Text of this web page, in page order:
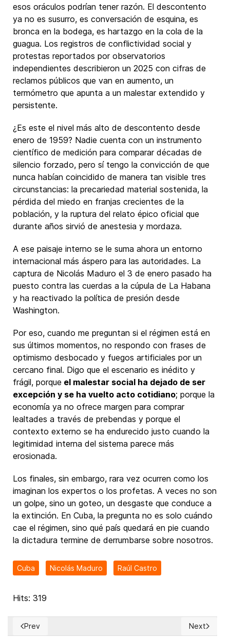
esos oráculos podrían tener razón. El descontento
ya no es susurro, es conversación de esquina, es
bronca en la bodega, es hartazgo en la cola de la
guagua. Los registros de conflictividad social y
protestas reportados por observatorios
independientes describieron un 2025 con cifras de
reclamos públicos que van en aumento, un
termómetro que apunta a un malestar extendido y
persistente.
¿Es este el nivel más alto de descontento desde
enero de 1959? Nadie cuenta con un instrumento
científico de medición para comparar décadas de
silencio forzado, pero sí tengo la convicción de que
nunca habían coincidido de manera tan visible tres
circunstancias: la precariedad material sostenida, la
pérdida del miedo en franjas crecientes de la
población, y la ruptura del relato épico oficial que
durante años sirvió de anestesia y mordaza.
A ese paisaje interno se le suma ahora un entorno
internacional más áspero para las autoridades. La
captura de Nicolás Maduro el 3 de enero pasado ha
puesto contra las cuerdas a la cúpula de La Habana
y ha reactivado la política de presión desde
Washington.
Por eso, cuando me preguntan si el régimen está en
sus últimos momentos, no respondo con frases de
optimismo desbocado y fuegos artificiales por un
cercano final. Digo que el escenario es inédito y
frágil, porque el malestar social ha dejado de ser
excepción y se ha vuelto acto cotidiano; porque la
economía ya no ofrece margen para comprar
lealtades a través de prebendas y porque el
contexto externo se ha endurecido justo cuando la
legitimidad interna del sistema parece más
erosionada.
Los finales, sin embargo, rara vez ocurren como los
imaginan los expertos o los profetas. A veces no son
un golpe, sino un goteo, un desgaste que conduce a
la extinción. En Cuba, la pregunta no es solo cuándo
cae el régimen, sino qué país quedará en pie cuando
la dictadura termine de derrumbarse sobre nosotros.
Cuba Nicolás Maduro Raúl Castro
Hits: 319
Previous article: Respuesta al discurso oficial de Díaz-
Prev Next
Next